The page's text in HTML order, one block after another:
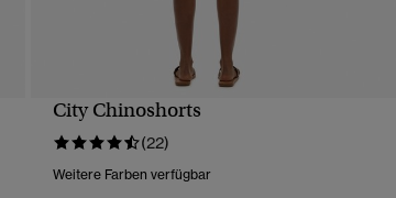
City Chinoshorts
(22)
Weitere Farben verfügbar